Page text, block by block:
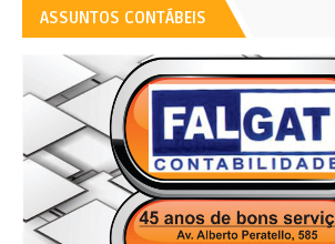
ASSUNTOS CONTÁBEIS